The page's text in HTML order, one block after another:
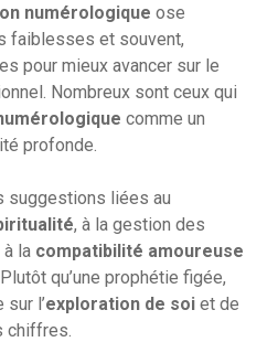
numérologique ose
faiblesses et souvent,
pour mieux avancer sur le
Nombreux sont ceux qui
comme un
profonde.
suggestions liées au
, à la gestion des
la compatibilité amoureuse
qu’une prophétie figée,
l’exploration de soi et de
chiffres.